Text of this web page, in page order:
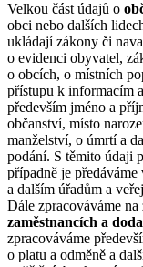
Velkou část údajů o
obci nebo dalších
ukládají zákony či
o evidenci obyvatel,
o obcích, o místních
přístupu k informacím
především jméno a
občanství, místo
manželství, o úmrtí a
podání. S těmito údaji
případně je
a dalším úřadům a
Dále zpracováváme
zaměstnancích a
zpracováváme
o platu a odměně a